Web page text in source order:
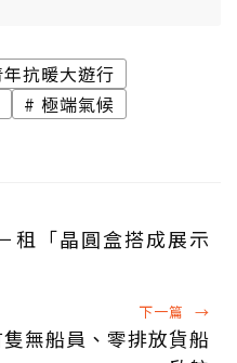
年抗暖大遊行
極端氣候
租「晶圓盒搭成展示
下一篇 →
無船員、零排放貨船